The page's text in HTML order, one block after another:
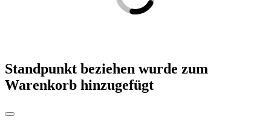
Standpunkt beziehen wurde zum
Warenkorb hinzugefügt